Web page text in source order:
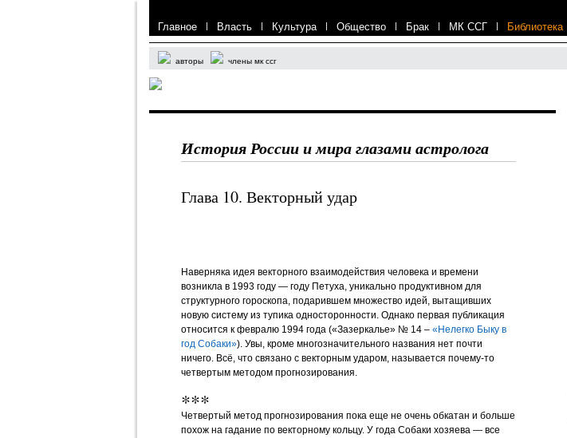
Главное | Власть | Культура | Общество | Брак | МК ССГ | Библиотека
авторы члены мк ссг
История России и мира глазами астролога
Глава 10. Векторный удар
Наверняка идея векторного взаимодействия человека и времени
возникла в 1993 году — году Петуха, уникально продуктивном для
структурного гороскопа, подарившем множество идей, вытащивших
новую систему из тупика односторонности. Однако первая публикация
относится к февралю 1994 года («Зазеркалье» № 14 – «Нелегко Быку в
год Собаки»). Увы, кроме многозначительного названия нет почти
ничего. Всё, что связано с векторным ударом, называется почему-то
четвертым методом прогнозирования.
***
Четвертый метод прогнозирования пока еще не очень обкатан и больше
похож на гадание по векторному кольцу. У года Собаки хозяева — все